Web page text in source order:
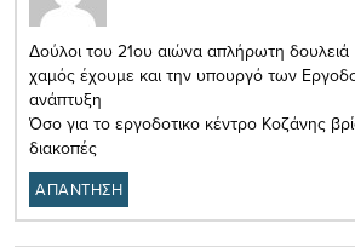
Δούλοι του 21ου αιώνα απλήρωτη δουλειά
χαμός έχουμε και την υπουργό των
ανάπτυξη
Όσο για το εργοδοτικο κέντρο Κοζάνης
διακοπές
ΑΠΑΝΤΗΣΗ